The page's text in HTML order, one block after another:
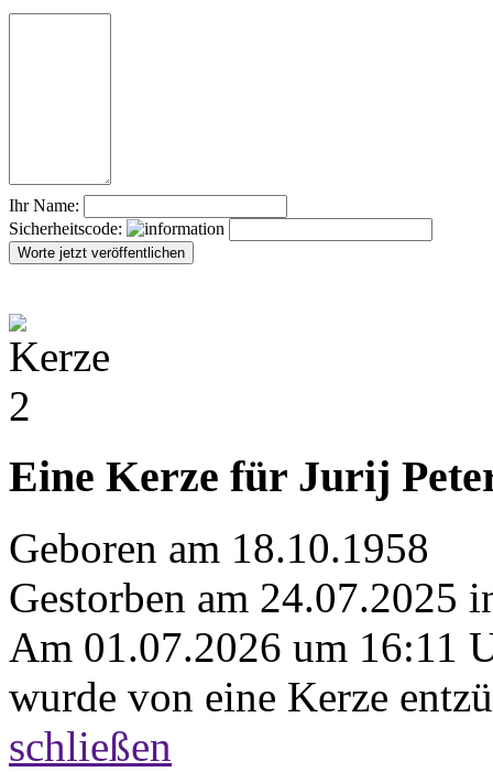
Ihr Name:
Sicherheitscode:
Eine Kerze für Jurij
Geboren am 18.10.1958
Gestorben am 24.07.2025
Am 01.07.2026 um 16:11
wurde von eine Kerze
schließen